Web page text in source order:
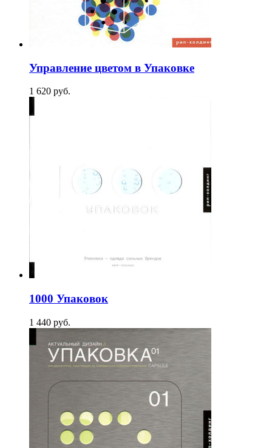
Управление цветом в Упаковке
1 620 pуб.
1000 Упаковок
1 440 pуб.